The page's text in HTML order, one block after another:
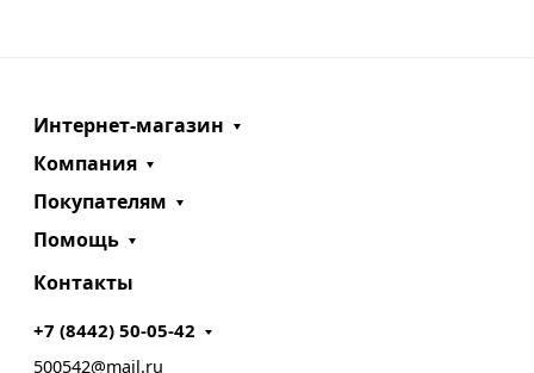
Интернет-магазин
Компания
Покупателям
Помощь
Контакты
+7 (8442) 50-05-42
500542@mail.ru